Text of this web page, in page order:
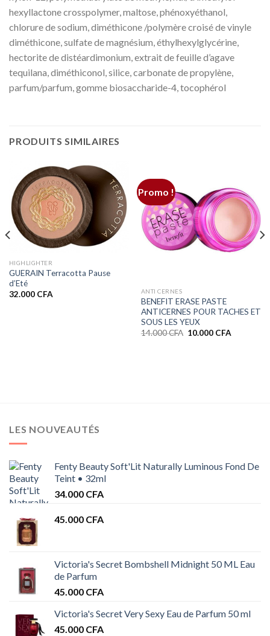
hexyllactone crosspolymer, maltose, phénoxyéthanol,
chlorure de sodium, diméthicone /polymère croisé de vinyle
diméthicone, sulfate de magnésium, éthylhexylglycérine,
hectorite de distéardimonium, extrait de feuille d’agave
tequilana, diméthiconol, silice, carbonate de propylène,
parfum/parfum, gomme biosaccharide-4, tocophérol
PRODUITS SIMILAIRES
HIGHLIGHTER
GUERAIN Terracotta Pause
d’Eté
32.000 CFA
Promo !
ANTI CERNES
BENEFIT ERASE PASTE
ANTICERNES POUR TACHES ET
SOUS LES YEUX
14.000CFA Le
10.000 CFALe
LES NOUVEAUTÉS
Fenty Beauty Soft'Lit Naturally Luminous Fond De
Teint • 32ml
34.000 CFA
45.000 CFA
Victoria's Secret Bombshell Midnight 50 ML Eau
de Parfum
45.000 CFA
Victoria's Secret Very Sexy Eau de Parfum 50 ml
45.000 CFA